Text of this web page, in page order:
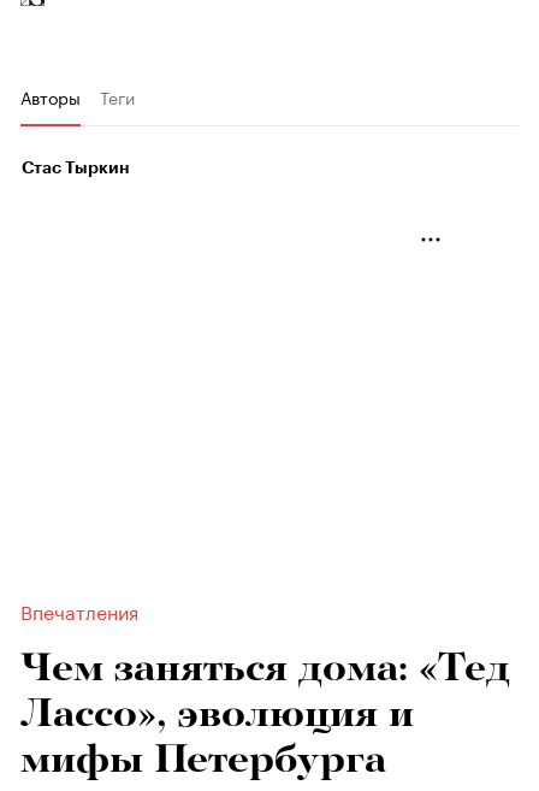
Авторы Теги
Стас Тыркин
Впечатления
Чем заняться дома: «Тед
Лассо», эволюция и
мифы Петербурга